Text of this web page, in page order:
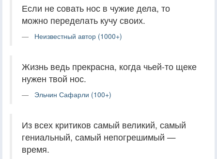
Если не совать нос в чужие дела, то
можно переделать кучу своих.
Неизвестный автор (1000+)
Жизнь ведь прекрасна, когда чьей-то щеке
нужен твой нос.
Эльчин Сафарли (100+)
Из всех критиков самый великий, самый
гениальный, самый непогрешимый —
время.